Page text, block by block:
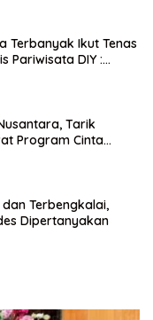
Terbanyak Ikut Tenas
Pariwisata DIY :
Tarik
Program Cinta
dan Terbengkalai,
Dipertanyakan